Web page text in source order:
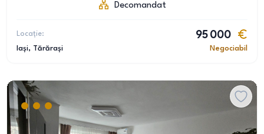
Decomandat
Locație:
Iași, Tărărași
95 000
Negociabil